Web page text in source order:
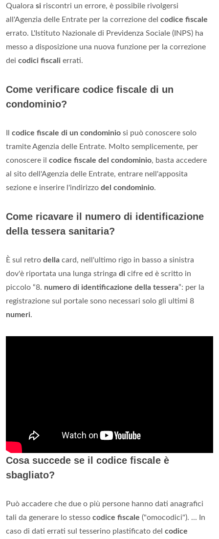
Qualora si riscontri un errore, è possibile rivolgersi
all'Agenzia delle Entrate per la correzione del codice fiscale
errato. L'Istituto Nazionale di Previdenza Sociale (INPS) ha
messo a disposizione una nuova funzione per la correzione
dei codici fiscali errati.
Come verificare codice fiscale di un
condominio?
codice fiscale di un condominio si può conoscere solo
tramite Agenzia delle Entrate. Molto semplicemente, per
conoscere il codice fiscale del condominio, basta accedere
al sito dell'Agenzia delle Entrate, entrare nell'apposita
sezione e inserire l'indirizzo del condominio.
Come ricavare il numero di identificazione
della tessera sanitaria?
È sul retro della card, nell'ultimo rigo in basso a sinistra
dov'è riportata una lunga stringa di cifre ed è scritto in
piccolo “8. numero di identificazione della tessera”: per la
registrazione sul portale sono necessari solo gli ultimi 8
numeri.
Cosa succede se il codice fiscale è
sbagliato?
Può accadere che due o più persone hanno dati anagrafici
tali da generare lo stesso codice fiscale ("omocodici"). ... In
caso di dati errati sul tesserino plastificato del codice